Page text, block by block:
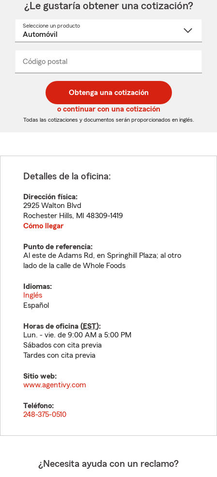
¿Le gustaría obtener una cotización?
Seleccione un producto
desplegable
Código postal
de
5
dígitos
de
5
dígitos
_____
Obtenga una cotización
o continuar con una cotización
Todas las cotizaciones y documentos serán proporcionados en inglés.
Detalles de la oficina:
Dirección física:
2925 Walton Blvd
Rochester Hills, MI
48309-1419
Cómo llegar
Punto de referencia:
Al este de Adams Rd, en Springhill Plaza; al otro
lado de la calle de Whole Foods
Idiomas:
Inglés
Español
Horas de oficina (EST):
Lun. - vie. de 9:00 AM a 5:00 PM
Sábados con cita previa
Tardes con cita previa
Sitio web:
www.agentivy.com
Teléfono:
248-375-0510
¿Necesita ayuda con un reclamo?